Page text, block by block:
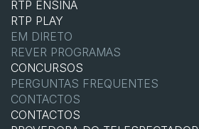
RTP ENSINA
RTP PLAY
EM DIRETO
REVER PROGRAMAS
CONCURSOS
PERGUNTAS FREQUENTES
CONTACTOS
CONTACTOS